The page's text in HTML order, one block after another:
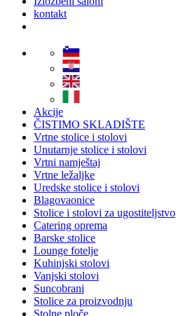
kontakt
Akcije
ČISTIMO SKLADIŠTE
Vrtne stolice i stolovi
Unutarnje stolice i stolovi
Vrtni namještaj
Vrtne ležaljke
Uredske stolice i stolovi
Blagovaonice
Stolice i stolovi za ugostiteljstvo
Catering oprema
Barske stolice
Lounge fotelje
Kuhinjski stolovi
Vanjski stolovi
Suncobrani
Stolice za proizvodnju
Stolne ploče